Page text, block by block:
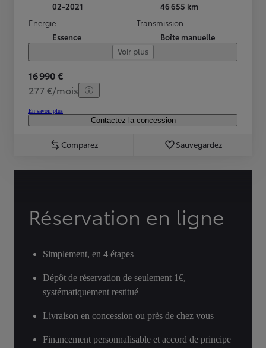
02-2021
46 655 km
Energie
Essence
Transmission
Boîte manuelle
Voir plus
16 990 €
277 €/mois
En savoir plus
Contactez la concession
Comparez Sauvegardez
Réservation en ligne
Simplement, en 4 étapes
Dépôt de réservation de seulement 1€,
systématiquement restitué
Livraison en concession ou près de chez vous
Financement personnalisable et accord de principe